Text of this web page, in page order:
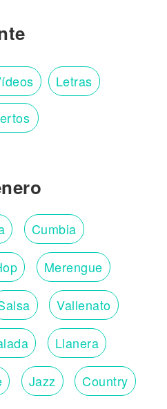
Letras
Cumbia
Merengue
Vallenato
Llanera
Jazz Country